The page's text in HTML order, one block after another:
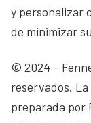
y personalizar
de minimizar
© 2024 –
reservados.
preparada por